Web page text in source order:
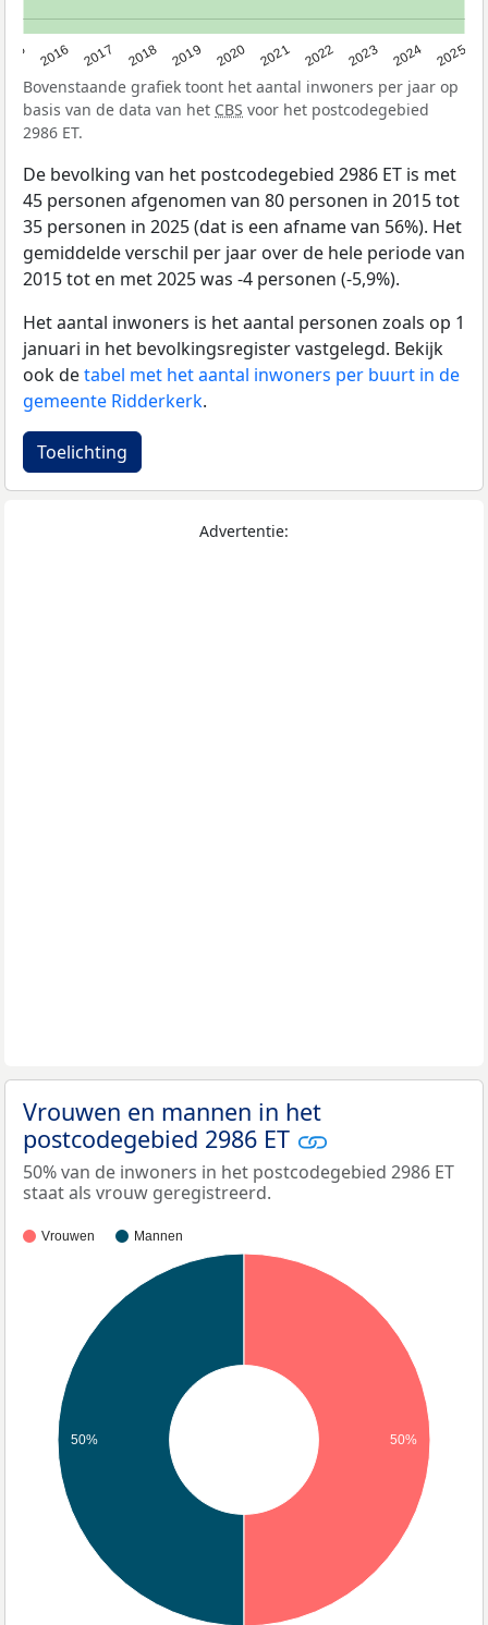
2016 2017 2018 2019 2020 2021 2022 2023 2024 2025
Bovenstaande grafiek toont het aantal inwoners per jaar op
basis van de data van het CBS voor het postcodegebied
2986 ET.
De bevolking van het postcodegebied 2986 ET is met
45 personen afgenomen van 80 personen in 2015 tot
35 personen in 2025 (dat is een afname van 56%). Het
gemiddelde verschil per jaar over de hele periode van
2015 tot en met 2025 was -4 personen (-5,9%).
Het aantal inwoners is het aantal personen zoals op 1
januari in het bevolkingsregister vastgelegd. Bekijk
ook detabel met het aantal inwoners per buurt in de
gemeente Ridderkerk.
Toelichting
Advertentie:
Vrouwen en mannen in het
postcodegebied 2986 ET
50% van de inwoners in het postcodegebied 2986 ET
staat als vrouw geregistreerd.
Vrouwen Mannen
50% 50%